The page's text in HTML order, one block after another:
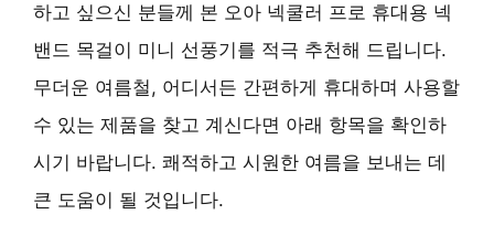
하고 싶으신 분들께 본 오아 넥쿨러 프로 휴대용 넥
밴드 목걸이 미니 선풍기를 적극 추천해 드립니다.
무더운 여름철, 어디서든 간편하게 휴대하며 사용할
수 있는 제품을 찾고 계신다면 아래 항목을 확인하
시기 바랍니다. 쾌적하고 시원한 여름을 보내는 데
큰 도움이 될 것입니다.